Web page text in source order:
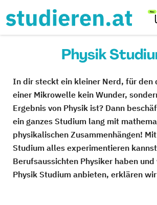
Physik
In dir steckt ein kleiner Nerd, für den
einer Mikrowelle kein Wunder,
Ergebnis von Physik ist? Dann
ein ganzes Studium lang mit
physikalischen Zusammenhängen!
Studium alles experimentieren
Berufsaussichten Physiker haben
Physik Studium anbieten, erklären